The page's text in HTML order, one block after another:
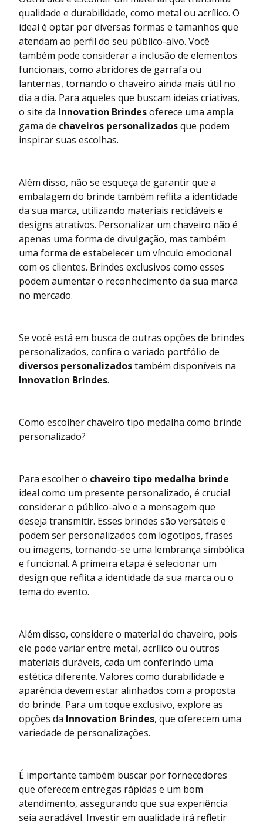
qualidade e durabilidade, como metal ou acrílico. O
ideal é optar por diversas formas e tamanhos que
atendam ao perfil do seu público-alvo. Você
também pode considerar a inclusão de elementos
funcionais, como abridores de garrafa ou
lanternas, tornando o chaveiro ainda mais útil no
dia a dia. Para aqueles que buscam ideias criativas,
o site da Innovation Brindesoferece uma ampla
gama de chaveiros personalizadosque podem
inspirar suas escolhas.
Além disso, não se esqueça de garantir que a
embalagem do brinde também reflita a identidade
da sua marca, utilizando materiais recicláveis e
designs atrativos. Personalizar um chaveiro não é
apenas uma forma de divulgação, mas também
uma forma de estabelecer um vínculo emocional
com os clientes. Brindes exclusivos como esses
podem aumentar o reconhecimento da sua marca
no mercado.
Se você está em busca de outras opções de brindes
personalizados, confira o variado portfólio de
diversos personalizadostambém disponíveis na
Innovation Brindes.
Como escolher chaveiro tipo medalha como brinde
personalizado?
Para escolher o chaveiro tipo medalha brinde
ideal como um presente personalizado, é crucial
considerar o público-alvo e a mensagem que
deseja transmitir. Esses brindes são versáteis e
podem ser personalizados com logotipos, frases
ou imagens, tornando-se uma lembrança simbólica
e funcional. A primeira etapa é selecionar um
design que reflita a identidade da sua marca ou o
tema do evento.
Além disso, considere o material do chaveiro, pois
ele pode variar entre metal, acrílico ou outros
materiais duráveis, cada um conferindo uma
estética diferente. Valores como durabilidade e
aparência devem estar alinhados com a proposta
do brinde. Para um toque exclusivo, explore as
opções da Innovation Brindes, que oferecem uma
variedade de personalizações.
É importante também buscar por fornecedores
que oferecem entregas rápidas e um bom
atendimento, assegurando que sua experiência
seja agradável. Investir em qualidade irá refletir